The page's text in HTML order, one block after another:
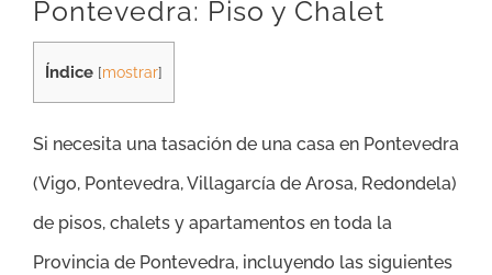
Pontevedra: Piso y Chalet
Índice [mostrar]
Si necesita una tasación de una casa en Pontevedra
(Vigo, Pontevedra, Villagarcía de Arosa, Redondela)
de pisos, chalets y apartamentos en toda la
Provincia de Pontevedra, incluyendo las siguientes